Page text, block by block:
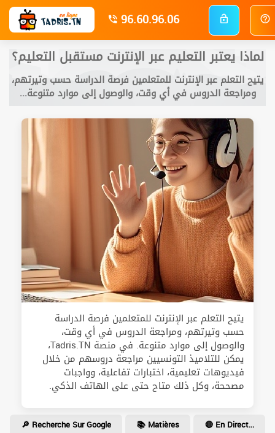
96.60.96.06
لماذا يعتبر التعليم عبر الإنترنت مستقبل التعليم؟
يتيح التعلم عبر الإنترنت للمتعلمين فرصة الدراسة حسب وتيرتهم،
ومراجعة الدروس في أي وقت، والوصول إلى موارد متنوعة...
يتيح التعلم عبر الإنترنت للمتعلمين فرصة الدراسة
حسب وتيرتهم، ومراجعة الدروس في أي وقت،
والوصول إلى موارد متنوعة. في منصة Tadris.TN،
يمكن للتلاميذ التونسيين مراجعة دروسهم من خلال
فيديوهات تعليمية، اختبارات تفاعلية، وواجبات
مصححة، وكل ذلك متاح حتى على الهاتف الذكي.
🔎 Recherche Sur Google 📚 Matières 🔴 En Direct...